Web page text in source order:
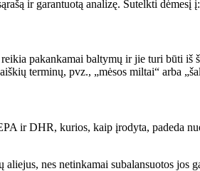
ir garantuotą analizę. Sutelkti dėmesį į:
pakankamai baltymų ir jie turi būti iš
terminų, pvz., „mėsos miltai“ arba
ir DHR, kurios, kaip įrodyta, padeda
nes netinkamai subalansuotos jos